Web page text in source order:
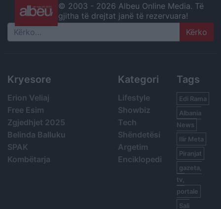
© 2003 - 2026 Albeu Online Media. Të
gjitha të drejtat janë të rezervuara!
Search
Kryesore
Erion Veliaj
Free Esim
Zgjedhjet 2025
Belinda Balluku
SPAK
Kombëtarja
Kategori
Lifestyle
Showbiz
Tech
Shëndetësi
Argetim
Enciklopedi
Tags
Edi Rama
Albania
News
Ilir Meta
Piranjat
gazeta,
tv,
portale
Sali